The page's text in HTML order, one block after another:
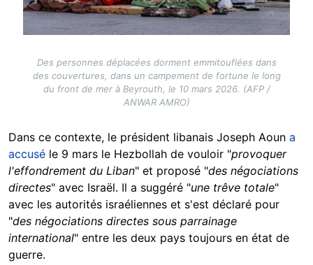
Des personnes déplacées dorment emmitouflées dans
des couvertures, dans un campement de fortune le long
du front de mer à Beyrouth, le 10 mars 2026. (AFP /
ANWAR AMRO)
Dans ce contexte, le président libanais Joseph Aoun a
accusé le 9 mars le Hezbollah de vouloir "provoquer
l'effondrement du Liban" et proposé "des négociations
directes" avec Israël. Il a suggéré "une trêve totale"
avec les autorités israéliennes et s'est déclaré pour
"des négociations directes sous parrainage
international" entre les deux pays toujours en état de
guerre.